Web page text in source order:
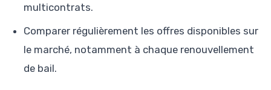
multicontrats.
Comparer régulièrement les offres disponibles sur
le marché, notamment à chaque renouvellement
de bail.